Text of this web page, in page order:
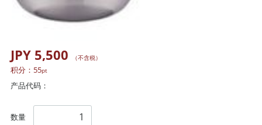
JPY 5,500 （不含税）
积分： 55pt
产品代码：
数量